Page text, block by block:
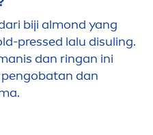
biji almond yang
pressed lalu disuling.
dan ringan ini
dan